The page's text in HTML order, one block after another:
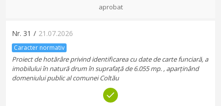
aprobat
Nr. 31 / 21.07.2026
Caracter normativ
Proiect de hotărâre privind identificarea cu date de carte funciară, a
imobilului în natură drum în suprafață de 6.055 mp. , aparținând
domeniului public al comunei Coltău